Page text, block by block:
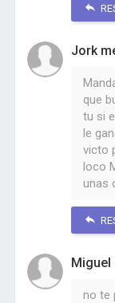
Jork
que
tu si
le
victo
loco
unas
Miguel
no te